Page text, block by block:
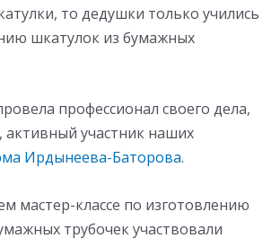
то дедушки только учились
шкатулок из бумажных
профессионал своего дела,
активный участник наших
Ирдынеева-Баторова.
мастер-классе по изготовлению
трубочек участвовали